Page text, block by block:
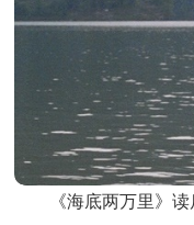
《海底两万里》